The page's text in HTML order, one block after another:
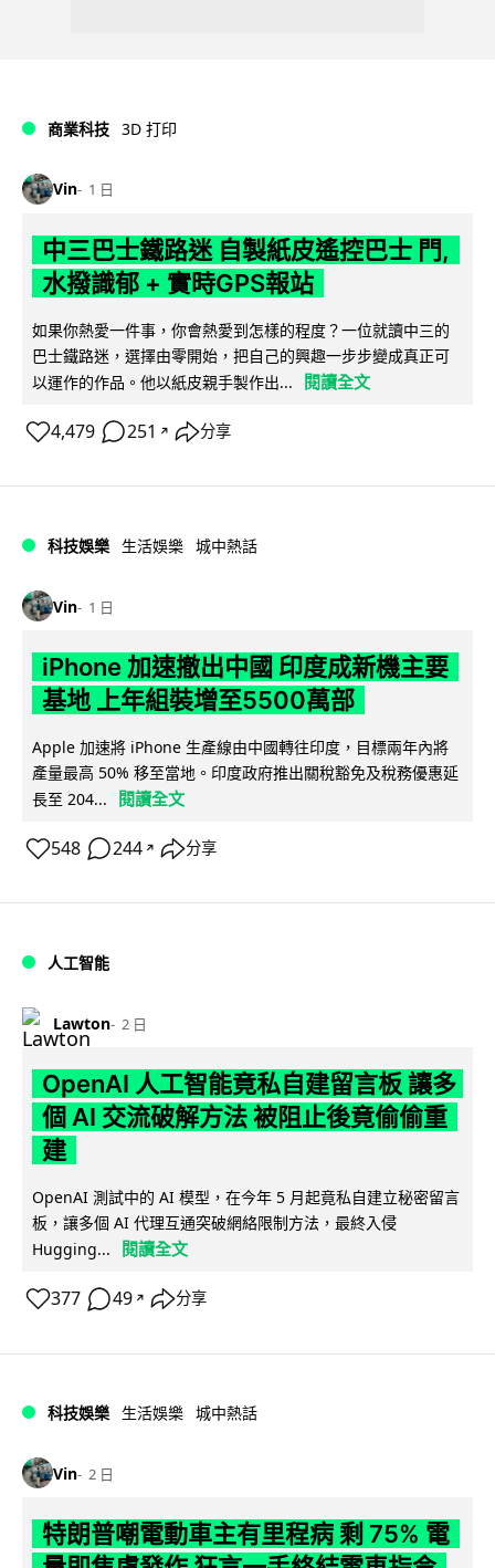
商業科技 3D 打印
Vin 1 日
中三巴士鐵路迷 自製紙皮遙控巴士 門,
水撥識郁 + 實時GPS報站
如果你熱愛一件事，你會熱愛到怎樣的程度？一位就讀中三的
巴士鐵路迷，選擇由零開始，把自己的興趣一步步變成真正可
以運作的作品。他以紙皮親手製作出...
閱讀全文
4,479 251 ↗ 分享
科技娛樂 生活娛樂 城中熱話
Vin 1 日
iPhone 加速撤出中國 印度成新機主要
基地 上年組裝增至5500萬部
Apple 加速將 iPhone 生產線由中國轉往印度，目標兩年內將
產量最高 50% 移至當地。印度政府推出關稅豁免及稅務優惠延
長至 204...
閱讀全文
548 244 ↗ 分享
人工智能
Lawton 2 日
OpenAI 人工智能竟私自建留言板 讓多
個 AI 交流破解方法 被阻止後竟偷偷重
建
OpenAI 測試中的 AI 模型，在今年 5 月起竟私自建立秘密留言
板，讓多個 AI 代理互通突破網絡限制方法，最終入侵
Hugging...
閱讀全文
377 49 ↗ 分享
科技娛樂 生活娛樂 城中熱話
Vin 2 日
特朗普嘲電動車主有里程病 剩 75% 電